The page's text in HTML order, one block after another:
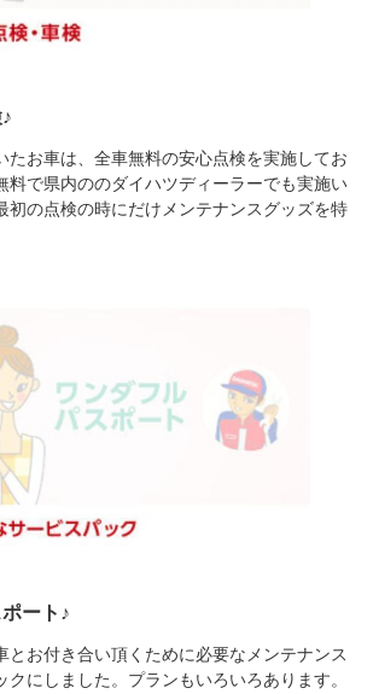
お車は、全車無料の安心点検を実施してお
料で県内ののダイハツディーラーでも実施い
初の点検の時にだけメンテナンスグッズを特
ート♪
お付き合い頂くために必要なメンテナンス
クにしました。プランもいろいろあります。